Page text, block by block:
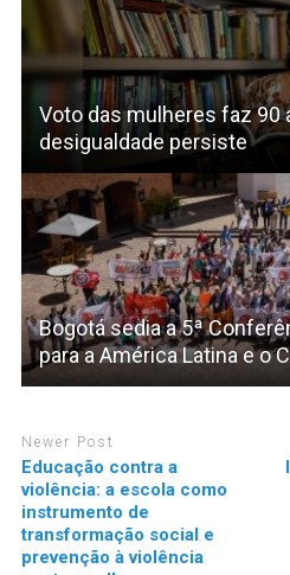
Voto das mulheres faz 90
desigualdade persiste
Bogotá sedia a 5ª
para a América Latina e o
Newer Post
Educação contra a
violência: a escola como
instrumento de
transformação social e
prevenção à violência